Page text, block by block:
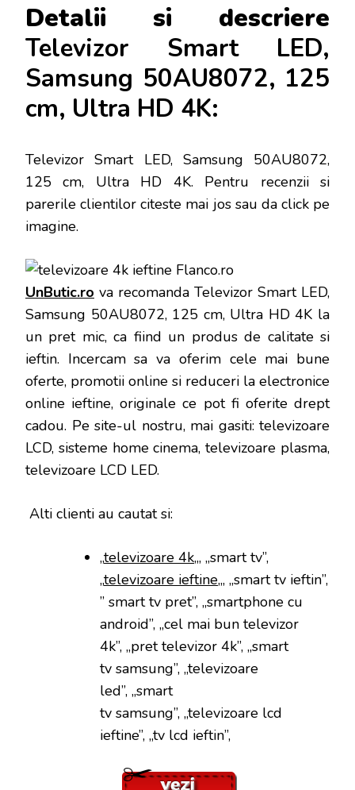
Detalii si descriere
Televizor Smart LED,
Samsung 50AU8072, 125
cm, Ultra HD 4K:
Televizor Smart LED, Samsung 50AU8072,
125 cm, Ultra HD 4K. Pentru recenzii si
parerile clientilor citeste mai jos sau da click pe
imagine.
UnButic.ro va recomanda Televizor Smart LED,
Samsung 50AU8072, 125 cm, Ultra HD 4K la
un pret mic, ca fiind un produs de calitate si
ieftin. Incercam sa va oferim cele mai bune
oferte, promotii online si reduceri la electronice
online ieftine, originale ce pot fi oferite drept
cadou. Pe site-ul nostru, mai gasiti: televizoare
LCD, sisteme home cinema, televizoare plasma,
televizoare LCD LED.
Alti clienti au cautat si:
„televizoare 4k„, „smart tv”,
„televizoare ieftine„, „smart tv ieftin”,
” smart tv pret”, „smartphone cu
android”, „cel mai bun televizor
4k”, „pret televizor 4k”, „smart
tv samsung”, „televizoare
led”, „smart
tv samsung”, „televizoare lcd
ieftine”, „tv lcd ieftin”,